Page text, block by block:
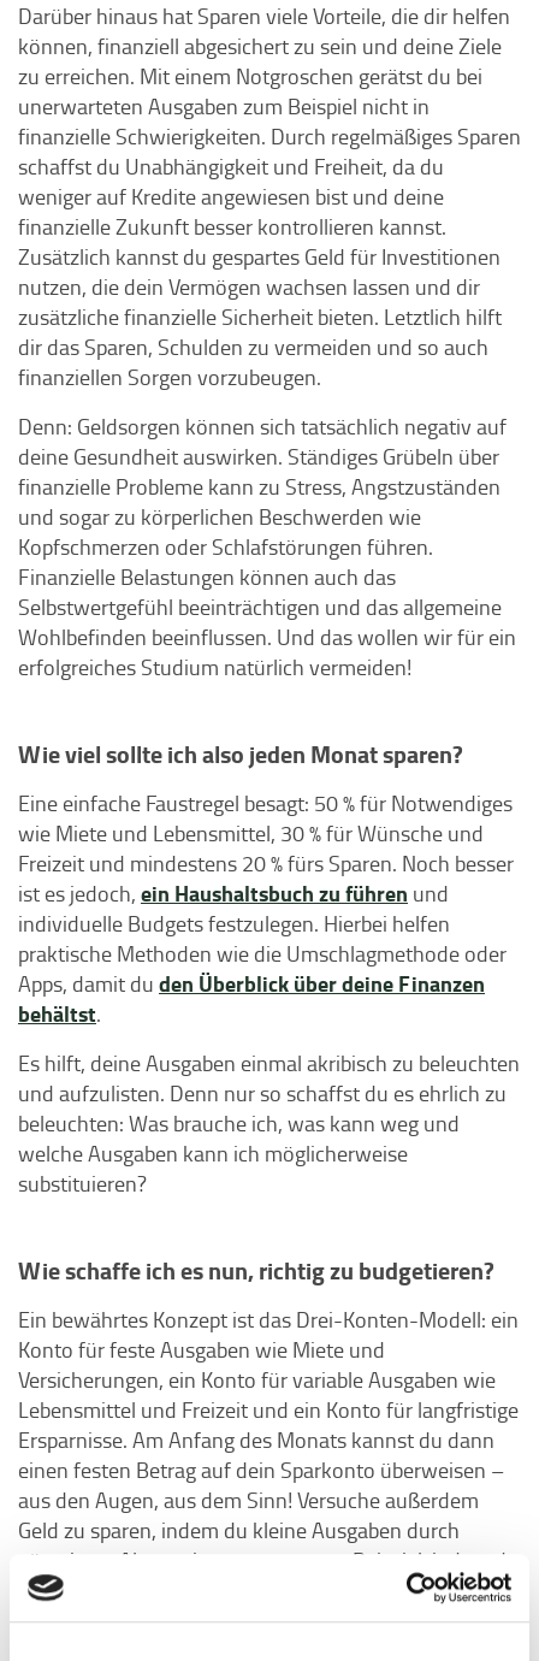
Darüber hinaus hat Sparen viele Vorteile, die dir helfen
können, finanziell abgesichert zu sein und deine Ziele
zu erreichen. Mit einem Notgroschen gerätst du bei
unerwarteten Ausgaben zum Beispiel nicht in
finanzielle Schwierigkeiten. Durch regelmäßiges Sparen
schaffst du Unabhängigkeit und Freiheit, da du
weniger auf Kredite angewiesen bist und deine
finanzielle Zukunft besser kontrollieren kannst.
Zusätzlich kannst du gespartes Geld für Investitionen
nutzen, die dein Vermögen wachsen lassen und dir
zusätzliche finanzielle Sicherheit bieten. Letztlich hilft
dir das Sparen, Schulden zu vermeiden und so auch
finanziellen Sorgen vorzubeugen.
Denn: Geldsorgen können sich tatsächlich negativ auf
deine Gesundheit auswirken. Ständiges Grübeln über
finanzielle Probleme kann zu Stress, Angstzuständen
und sogar zu körperlichen Beschwerden wie
Kopfschmerzen oder Schlafstörungen führen.
Finanzielle Belastungen können auch das
Selbstwertgefühl beeinträchtigen und das allgemeine
Wohlbefinden beeinflussen. Und das wollen wir für ein
erfolgreiches Studium natürlich vermeiden!
Wie viel sollte ich also jeden Monat sparen?
Eine einfache Faustregel besagt: 50 % für Notwendiges
wie Miete und Lebensmittel, 30 % für Wünsche und
Freizeit und mindestens 20 % fürs Sparen. Noch besser
ist es jedoch, ein Haushaltsbuch zu führen und
individuelle Budgets festzulegen. Hierbei helfen
praktische Methoden wie die Umschlagmethode oder
Apps, damit du den Überblick über deine Finanzen
behältst.
Es hilft, deine Ausgaben einmal akribisch zu beleuchten
und aufzulisten. Denn nur so schaffst du es ehrlich zu
beleuchten: Was brauche ich, was kann weg und
welche Ausgaben kann ich möglicherweise
substituieren?
Wie schaffe ich es nun, richtig zu budgetieren?
Ein bewährtes Konzept ist das Drei-Konten-Modell: ein
Konto für feste Ausgaben wie Miete und
Versicherungen, ein Konto für variable Ausgaben wie
Lebensmittel und Freizeit und ein Konto für langfristige
Ersparnisse. Am Anfang des Monats kannst du dann
einen festen Betrag auf dein Sparkonto überweisen –
aus den Augen, aus dem Sinn! Versuche außerdem
Geld zu sparen, indem du kleine Ausgaben durch
günstigere Alternativen ersetzt, zum Beispiel, indem du
Kaffee von zu Hause mitnimmst oder Second-Hand-
Kleidung und gebrauchte Gegenstände einkaufst.